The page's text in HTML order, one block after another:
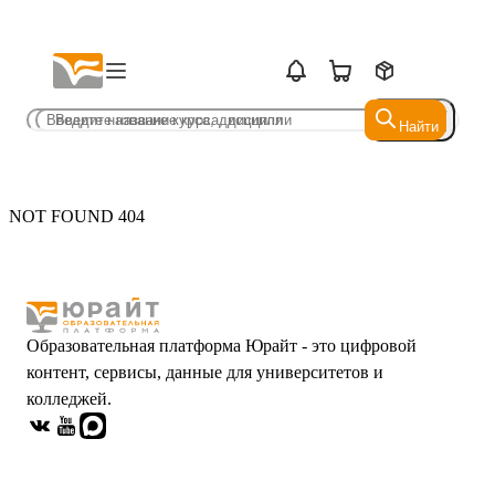
Найти
Найти
NOT FOUND 404
Образовательная платформа Юрайт - это цифровой
контент, сервисы, данные для университетов и
колледжей.